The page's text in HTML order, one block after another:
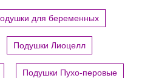
для беременных
Подушки Лиоцелл
Подушки Пухо-перовые